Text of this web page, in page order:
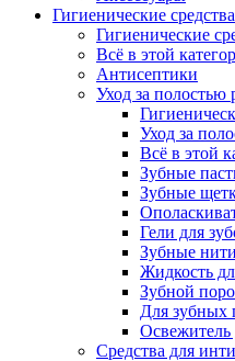
Гигиенические средства
Гигиенические
Всё в этой
Антисептики
Уход за полостью
Уход за
Всё в этой
Зубные
Зубные
Гели для
Зубные нити
Жидкость
Зубной
Для зубных
Освежитель
Средства для